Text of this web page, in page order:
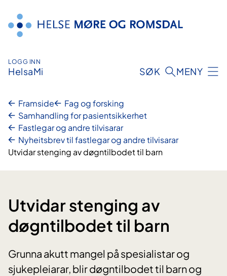
innhald
LOGG INN
HelsaMi SØK MENY
Framside
Fag og forsking
Samhandling for pasientsikkerhet
Fastlegar og andre tilvisarar
Nyheitsbrev til fastlegar og andre tilvisarar
Utvidar stenging av døgntilbodet til barn
Utvidar stenging av
døgntilbodet til barn
Grunna akutt mangel på spesialistar og
sjukepleiarar, blir døgntilbodet til barn og